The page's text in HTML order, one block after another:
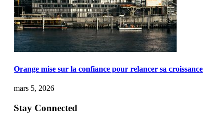
Orange mise sur la confiance pour relancer sa croissance
mars 5, 2026
Stay Connected